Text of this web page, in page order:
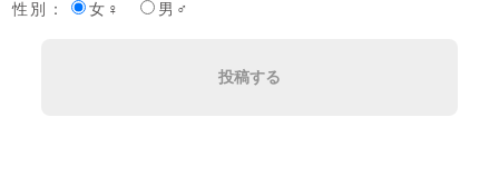
性別：
女♀ 男♂
投稿する